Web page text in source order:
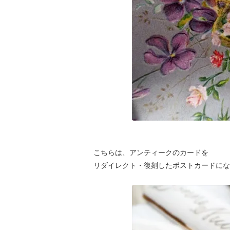
こちらは、アンティークのカードを
リダイレクト・復刻したポストカードに